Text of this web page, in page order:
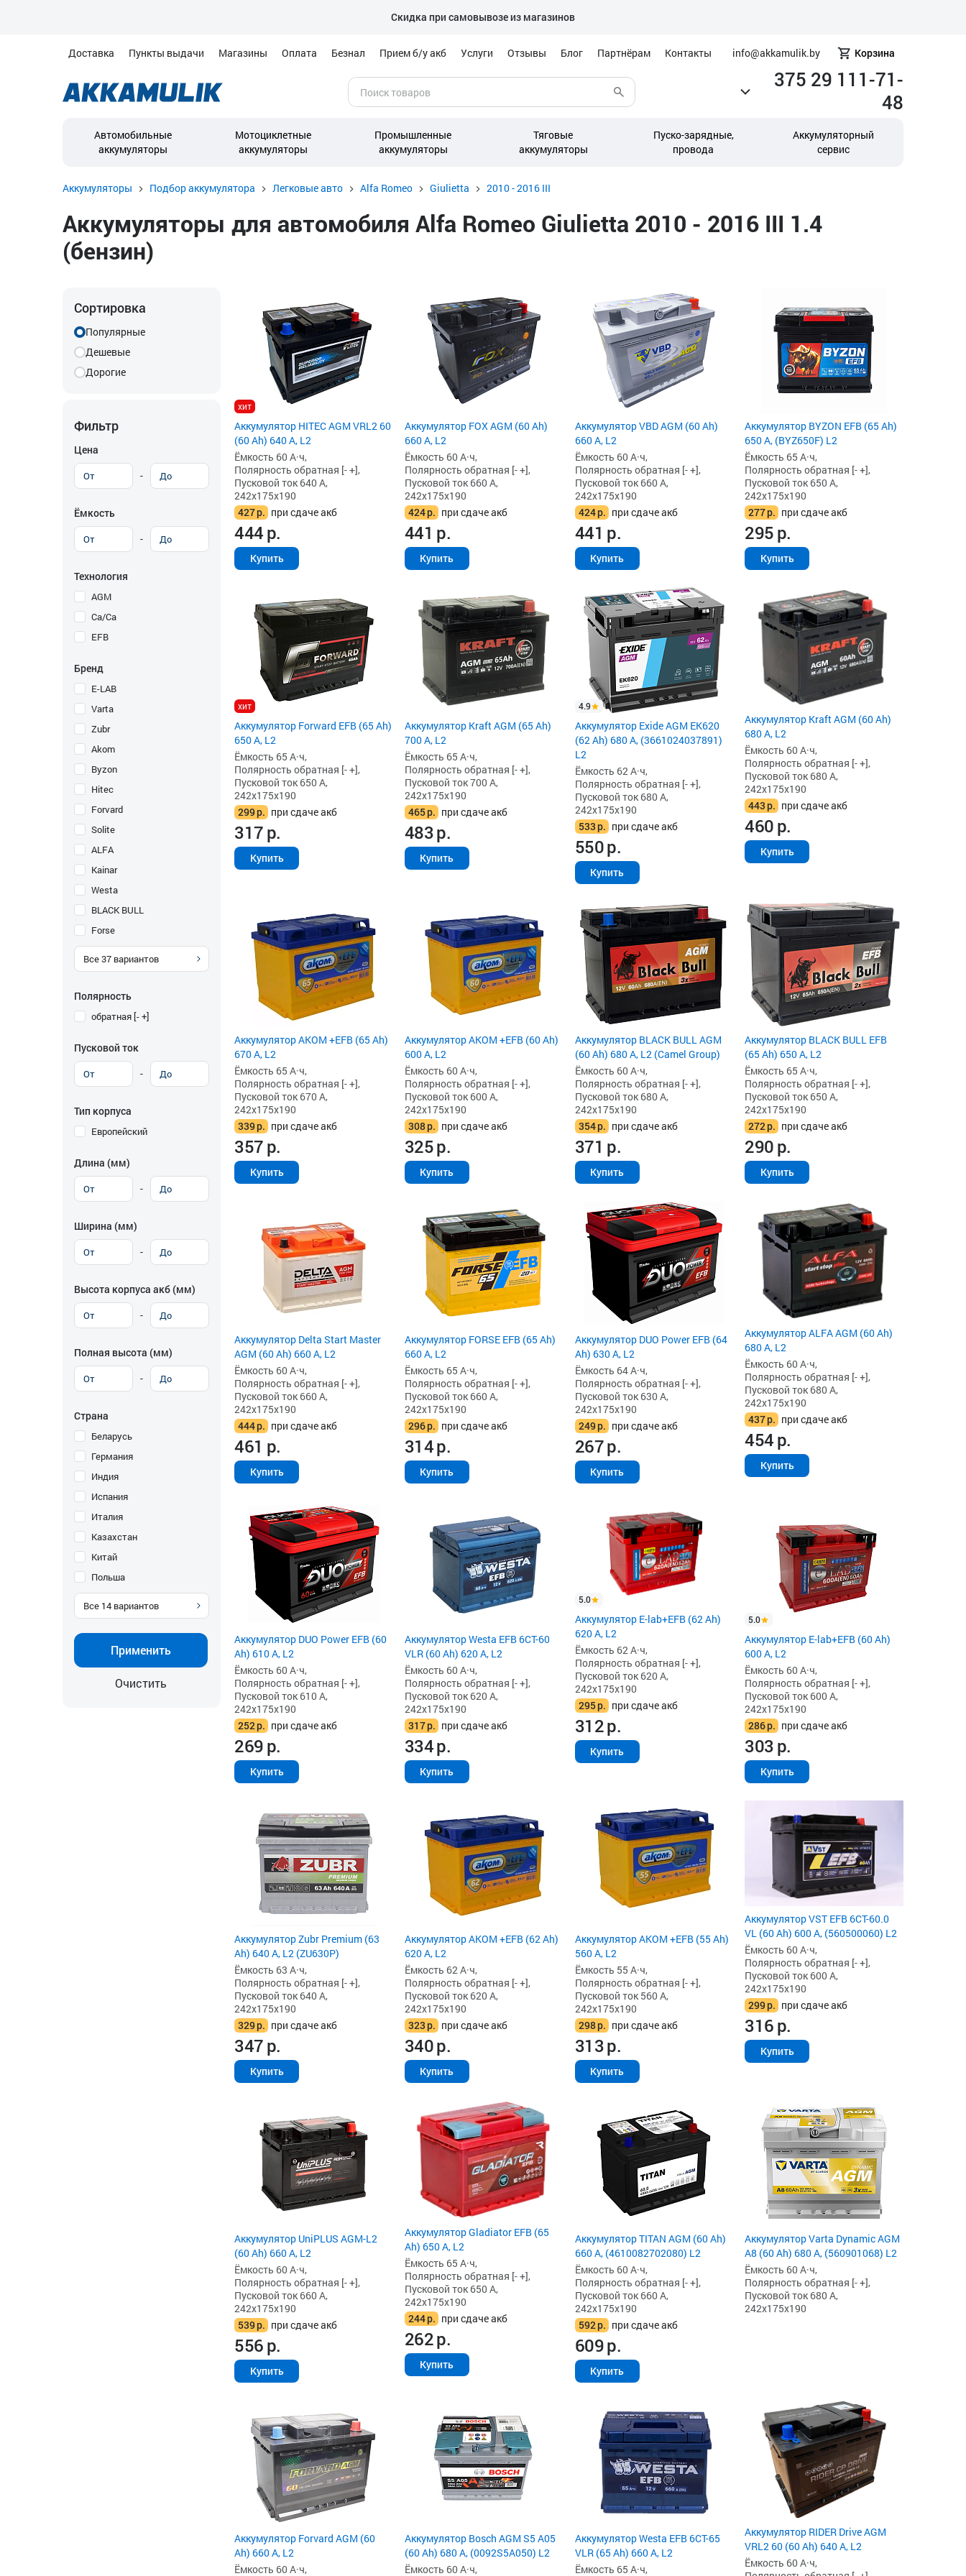
Скидка при самовывозе из магазинов
Доставка Пункты выдачи Магазины Оплата Безнал Прием б/у акб Услуги Отзывы Блог Партнёрам Контакты info@akkamulik.by Корзина
375 29 111-71-
48
Автомобильные
аккумуляторы
Мотоциклетные
аккумуляторы
Промышленные
аккумуляторы
Тяговые
аккумуляторы
Пуско-зарядные,
провода
Аккумуляторный
сервис
Аккумуляторы Подбор аккумулятора Легковые авто Alfa Romeo Giulietta 2010 - 2016 III
Аккумуляторы для автомобиля Alfa Romeo Giulietta 2010 - 2016 III 1.4
(бензин)
Сортировка
Популярные
Дешевые
Дорогие
Фильтр
Цена
-
Ёмкость
-
Технология
AGM
Ca/Ca
EFB
Бренд
E-LAB
Varta
Zubr
Akom
Byzon
Hitec
Forvard
Solite
ALFA
Kainar
Westa
BLACK BULL
Forse
Все37 вариантов
Полярность
обратная [- +]
Пусковой ток
-
Тип корпуса
Европейский
Длина (мм)
-
Ширина (мм)
-
Высота корпуса акб (мм)
-
Полная высота (мм)
-
Страна
Беларусь
Германия
Индия
Испания
Италия
Казахстан
Китай
Польша
Все 14 вариантов
Применить
Очистить
хит
Аккумулятор HITEC AGM VRL2 60
(60 Ah) 640 А, L2
Ёмкость 60 А·ч,
Полярность обратная [- +],
Пусковой ток 640 А,
242x175x190
427р. при сдаче акб
444р.
Купить
Аккумулятор FOX AGM (60 Ah)
660 А, L2
Ёмкость 60 А·ч,
Полярность обратная [- +],
Пусковой ток 660 А,
242x175x190
424р. при сдаче акб
441 р.
Купить
Аккумулятор VBD AGM (60 Ah)
660 А, L2
Ёмкость 60 А·ч,
Полярность обратная [- +],
Пусковой ток 660 А,
242x175x190
424р. при сдаче акб
441 р.
Купить
Аккумулятор BYZON EFB (65 Ah)
650 А, (BYZ650F) L2
Ёмкость 65 А·ч,
Полярность обратная [- +],
Пусковой ток 650 А,
242x175x190
277р. при сдаче акб
295р.
Купить
хит
Аккумулятор Forward EFB (65 Ah)
650 А, L2
Ёмкость 65 А·ч,
Полярность обратная [- +],
Пусковой ток 650 А,
242x175x190
299р. при сдаче акб
317р.
Купить
Аккумулятор Kraft AGM (65 Ah)
700 А, L2
Ёмкость 65 А·ч,
Полярность обратная [- +],
Пусковой ток 700 А,
242x175x190
465р. при сдаче акб
483р.
Купить
4.9
Аккумулятор Exide AGM EK620
(62 Ah) 680 А, (3661024037891)
L2
Ёмкость 62 А·ч,
Полярность обратная [- +],
Пусковой ток 680 А,
242x175x190
533р. при сдаче акб
550р.
Купить
Аккумулятор Kraft AGM (60 Ah)
680 А, L2
Ёмкость 60 А·ч,
Полярность обратная [- +],
Пусковой ток 680 А,
242x175x190
443р. при сдаче акб
460р.
Купить
Аккумулятор AKOM +EFB (65 Ah)
670 А, L2
Ёмкость 65 А·ч,
Полярность обратная [- +],
Пусковой ток 670 А,
242x175x190
339р. при сдаче акб
357р.
Купить
Аккумулятор AKOM +EFB (60 Ah)
600 А, L2
Ёмкость 60 А·ч,
Полярность обратная [- +],
Пусковой ток 600 А,
242x175x190
308р. при сдаче акб
325р.
Купить
Аккумулятор BLACK BULL AGM
(60 Ah) 680 А, L2 (Camel Group)
Ёмкость 60 А·ч,
Полярность обратная [- +],
Пусковой ток 680 А,
242x175x190
354р. при сдаче акб
371 р.
Купить
Аккумулятор BLACK BULL EFB
(65 Ah) 650 А, L2
Ёмкость 65 А·ч,
Полярность обратная [- +],
Пусковой ток 650 А,
242x175x190
272р. при сдаче акб
290р.
Купить
Аккумулятор Delta Start Master
AGM (60 Ah) 660 А, L2
Ёмкость 60 А·ч,
Полярность обратная [- +],
Пусковой ток 660 А,
242x175x190
444р. при сдаче акб
461 р.
Купить
Аккумулятор FORSE EFB (65 Ah)
660 А, L2
Ёмкость 65 А·ч,
Полярность обратная [- +],
Пусковой ток 660 А,
242x175x190
296р. при сдаче акб
314р.
Купить
Аккумулятор DUO Power EFB (64
Ah) 630 А, L2
Ёмкость 64 А·ч,
Полярность обратная [- +],
Пусковой ток 630 А,
242x175x190
249р. при сдаче акб
267р.
Купить
Аккумулятор ALFA AGM (60 Ah)
680 А, L2
Ёмкость 60 А·ч,
Полярность обратная [- +],
Пусковой ток 680 А,
242x175x190
437р. при сдаче акб
454р.
Купить
Аккумулятор DUO Power EFB (60
Ah) 610 А, L2
Ёмкость 60 А·ч,
Полярность обратная [- +],
Пусковой ток 610 А,
242x175x190
252р. при сдаче акб
269р.
Купить
Аккумулятор Westa EFB 6СТ-60
VLR (60 Ah) 620 А, L2
Ёмкость 60 А·ч,
Полярность обратная [- +],
Пусковой ток 620 А,
242x175x190
317р. при сдаче акб
334р.
Купить
5.0
Аккумулятор E-lab+EFB (62 Ah)
620 А, L2
Ёмкость 62 А·ч,
Полярность обратная [- +],
Пусковой ток 620 А,
242x175x190
295р. при сдаче акб
312р.
Купить
5.0
Аккумулятор E-lab+EFB (60 Ah)
600 А, L2
Ёмкость 60 А·ч,
Полярность обратная [- +],
Пусковой ток 600 А,
242x175x190
286р. при сдаче акб
303р.
Купить
Аккумулятор Zubr Premium (63
Ah) 640 А, L2 (ZU630P)
Ёмкость 63 А·ч,
Полярность обратная [- +],
Пусковой ток 640 А,
242x175x190
329р. при сдаче акб
347р.
Купить
Аккумулятор AKOM +EFB (62 Ah)
620 А, L2
Ёмкость 62 А·ч,
Полярность обратная [- +],
Пусковой ток 620 А,
242x175x190
323р. при сдаче акб
340р.
Купить
Аккумулятор AKOM +EFB (55 Ah)
560 А, L2
Ёмкость 55 А·ч,
Полярность обратная [- +],
Пусковой ток 560 А,
242x175x190
298р. при сдаче акб
313р.
Купить
Аккумулятор VST EFB 6СТ-60.0
VL (60 Ah) 600 А, (560500060) L2
Ёмкость 60 А·ч,
Полярность обратная [- +],
Пусковой ток 600 А,
242x175x190
299р. при сдаче акб
316р.
Купить
Аккумулятор UniPLUS AGM-L2
(60 Ah) 660 А, L2
Ёмкость 60 А·ч,
Полярность обратная [- +],
Пусковой ток 660 А,
242x175x190
539р. при сдаче акб
556р.
Купить
Аккумулятор Gladiator EFB (65
Ah) 650 А, L2
Ёмкость 65 А·ч,
Полярность обратная [- +],
Пусковой ток 650 А,
242x175x190
244р. при сдаче акб
262р.
Купить
Аккумулятор TITAN AGM (60 Ah)
660 А, (4610082702080) L2
Ёмкость 60 А·ч,
Полярность обратная [- +],
Пусковой ток 660 А,
242x175x190
592р. при сдаче акб
609р.
Купить
Аккумулятор Varta Dynamic AGM
A8 (60 Ah) 680 А, (560901068) L2
Ёмкость 60 А·ч,
Полярность обратная [- +],
Пусковой ток 680 А,
242x175x190
Аккумулятор Forvard AGM (60
Ah) 660 А, L2
Ёмкость 60 А·ч,
Аккумулятор Bosch AGM S5 A05
(60 Ah) 680 А, (0092S5A050) L2
Ёмкость 60 А·ч,
Аккумулятор Westa EFB 6СТ-65
VLR (65 Ah) 660 А, L2
Ёмкость 65 А·ч,
Аккумулятор RIDER Drive AGM
VRL2 60 (60 Ah) 640 А, L2
Ёмкость 60 А·ч,